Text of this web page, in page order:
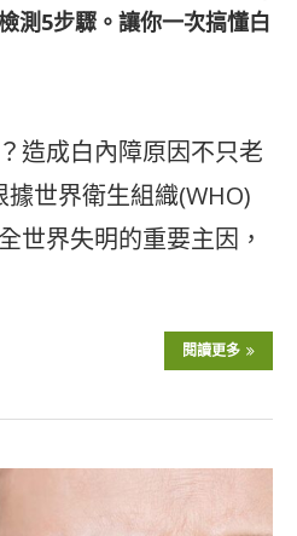
測5步驟。讓你一次搞懂白
造成白內障原因不只老
世界衛生組織(WHO)
世界失明的重要主因，
閱讀更多